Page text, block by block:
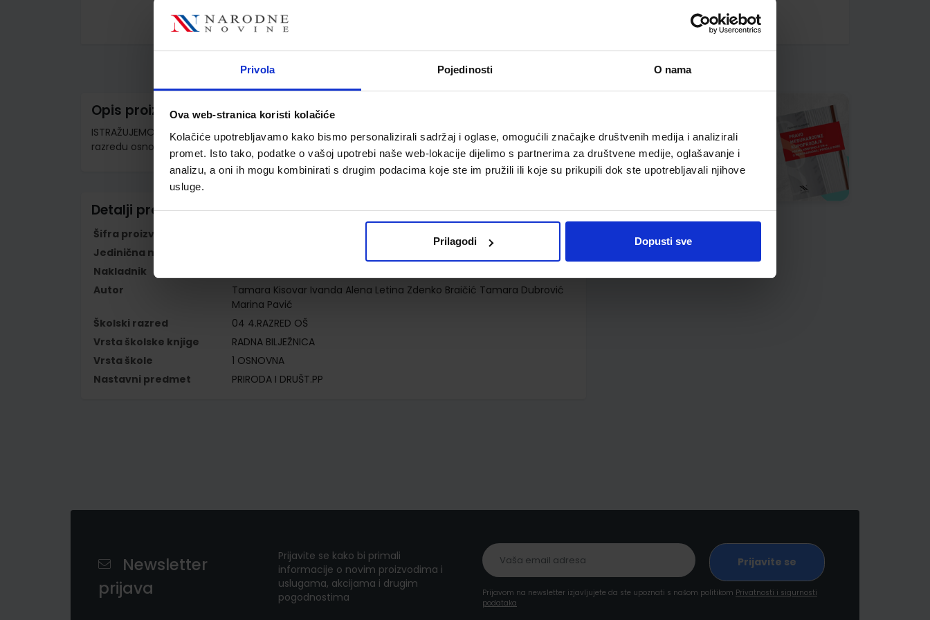
Privola Pojedinosti O nama
Ova web-stranica koristi kolačiće
Kolačiće upotrebljavamo kako bismo personalizirali sadržaj i oglase, omogućili značajke društvenih medija i analizirali
promet. Isto tako, podatke o vašoj upotrebi naše web-lokacije dijelimo s partnerima za društvene medije, oglašavanje i
analizu, a oni ih mogu kombinirati s drugim podacima koje ste im pružili ili koje su prikupili dok ste upotrebljavali njihove
usluge.
Prilagodi Dopusti sve
gallery
Opis proizvoda
ISTRAŽUJEMO NAŠ SVIJET 4 - PP; radna bilježnica za pomoć u učenju prirode i društva u četvrtom
razredu osnovne škole
Detalji proizvoda
Šifra proizvoda
Jedinična mjera
Nakladnik
Autor
Tamara Kisovar Ivanda Alena Letina Zdenko Braičić Tamara Dubrović
Marina Pavić
Školski razred
04 4.RAZRED OŠ
Vrsta školske knjige
RADNA BILJEŽNICA
Vrsta škole
1 OSNOVNA
Nastavni predmet
PRIRODA I DRUŠT.PP
Newsletter
prijava
Prijavite se kako bi primali
informacije o novim proizvodima i
uslugama, akcijama i drugim
pogodnostima
Prijavom na newsletter izjavljujete da ste upoznati s našom politikom Privatnosti i sigurnosti
podataka